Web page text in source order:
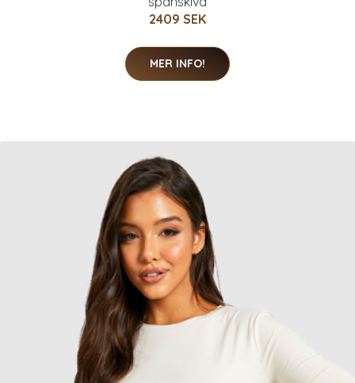
2409 SEK
MER INFO!